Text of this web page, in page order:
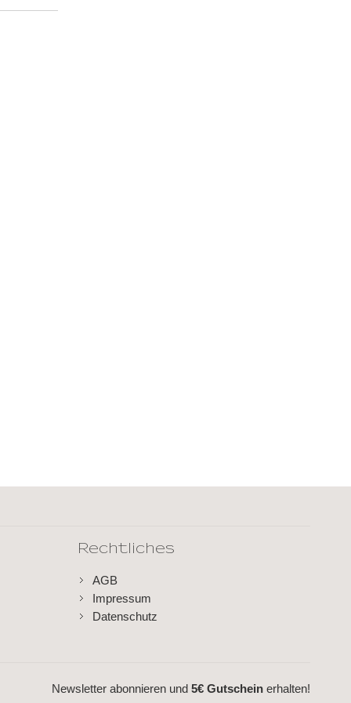
Rechtliches
AGB
Impressum
Datenschutz
Newsletter abonnieren und5€ Gutschein erhalten!